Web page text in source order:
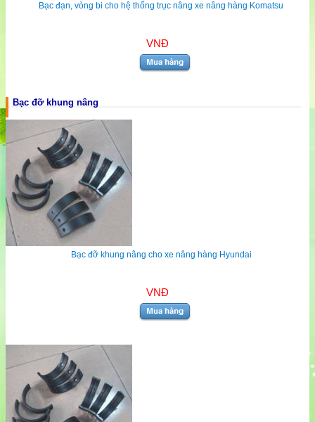
Bạc đạn, vòng bi cho hệ thống trục nâng xe nâng hàng Komatsu
VNĐ
Bạc đỡ khung nâng
Bạc đỡ khung nâng cho xe nâng hàng Hyundai
VNĐ